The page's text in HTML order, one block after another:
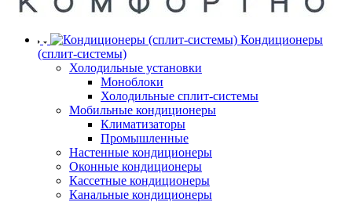
Кондиционеры
(сплит-системы)
Холодильные установки
Моноблоки
Холодильные сплит-системы
Мобильные кондиционеры
Климатизаторы
Промышленные
Настенные кондиционеры
Оконные кондиционеры
Кассетные кондиционеры
Канальные кондиционеры